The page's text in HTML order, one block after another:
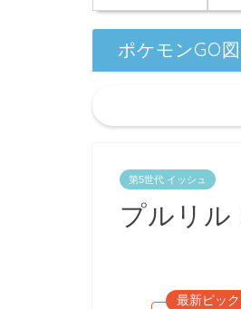
ポケモンGO
第5世代 イッシュ
プルリル
最新ピッ